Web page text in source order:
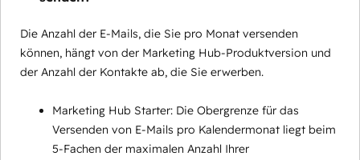
Die Anzahl der E-Mails, die Sie pro Monat versenden
können, hängt von der Marketing Hub-Produktversion und
der Anzahl der Kontakte ab, die Sie erwerben.
Marketing Hub Starter: Die Obergrenze für das
Versenden von E-Mails pro Kalendermonat liegt beim
5-Fachen der maximalen Anzahl Ihrer